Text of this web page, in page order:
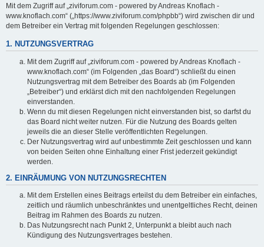
Mit dem Zugriff auf „ziviforum.com - powered by Andreas Knoflach -
www.knoflach.com“ („https://www.ziviforum.com/phpbb“) wird zwischen dir und
dem Betreiber ein Vertrag mit folgenden Regelungen geschlossen:
1. NUTZUNGSVERTRAG
Mit dem Zugriff auf „ziviforum.com - powered by Andreas Knoflach -
www.knoflach.com“ (im Folgenden „das Board“) schließt du einen
Nutzungsvertrag mit dem Betreiber des Boards ab (im Folgenden
„Betreiber“) und erklärst dich mit den nachfolgenden Regelungen
einverstanden.
Wenn du mit diesen Regelungen nicht einverstanden bist, so darfst du
das Board nicht weiter nutzen. Für die Nutzung des Boards gelten
jeweils die an dieser Stelle veröffentlichten Regelungen.
Der Nutzungsvertrag wird auf unbestimmte Zeit geschlossen und kann
von beiden Seiten ohne Einhaltung einer Frist jederzeit gekündigt
werden.
2. EINRÄUMUNG VON NUTZUNGSRECHTEN
Mit dem Erstellen eines Beitrags erteilst du dem Betreiber ein einfaches,
zeitlich und räumlich unbeschränktes und unentgeltliches Recht, deinen
Beitrag im Rahmen des Boards zu nutzen.
Das Nutzungsrecht nach Punkt 2, Unterpunkt a bleibt auch nach
Kündigung des Nutzungsvertrages bestehen.